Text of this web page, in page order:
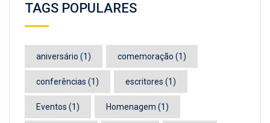
TAGS POPULARES
aniversário (1) comemoração (1)
conferências (1) escritores (1)
Eventos (1) Homenagem (1)